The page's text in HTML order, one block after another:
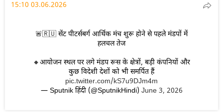
15:10 03.06.2026
🚨🇷🇺 सेंट पीटर्सबर्ग आर्थिक मंच शुरू होने से पहले मंडपों में
हलचल तेज
🔸आयोजन स्थल पर लगे मंडप रूस के क्षेत्रों, बड़ी कंपनियों और
कुछ विदेशी देशों को भी समर्पित हैं
pic.twitter.com/kS7u9DJm4m
— Sputnik हिंदी (@SputnikHindi) June 3, 2026